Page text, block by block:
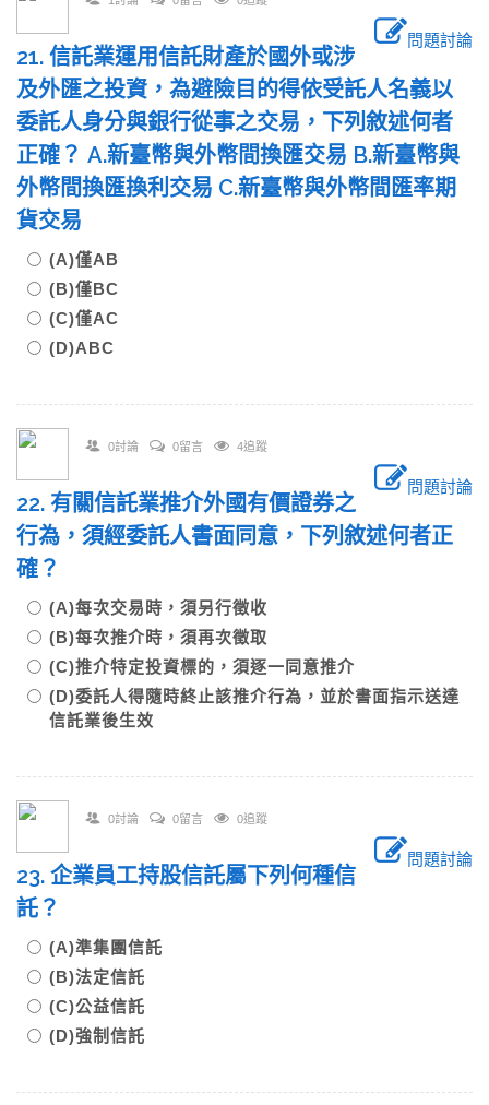
問題討論
21. 信託業運用信託財產於國外或涉
及外匯之投資，為避險目的得依受託人名義以
委託人身分與銀行從事之交易，下列敘述何者
正確？ A.新臺幣與外幣間換匯交易 B.新臺幣與
外幣間換匯換利交易 C.新臺幣與外幣間匯率期
貨交易
(A)僅AB
(B)僅BC
(C)僅AC
(D)ABC
0討論 0留言 4追蹤
問題討論
22. 有關信託業推介外國有價證券之
行為，須經委託人書面同意，下列敘述何者正
確？
(A)每次交易時，須另行徵收
(B)每次推介時，須再次徵取
(C)推介特定投資標的，須逐一同意推介
(D)委託人得隨時終止該推介行為，並於書面指示送達
信託業後生效
0討論 0留言 0追蹤
問題討論
23. 企業員工持股信託屬下列何種信
託？
(A)準集團信託
(B)法定信託
(C)公益信託
(D)強制信託